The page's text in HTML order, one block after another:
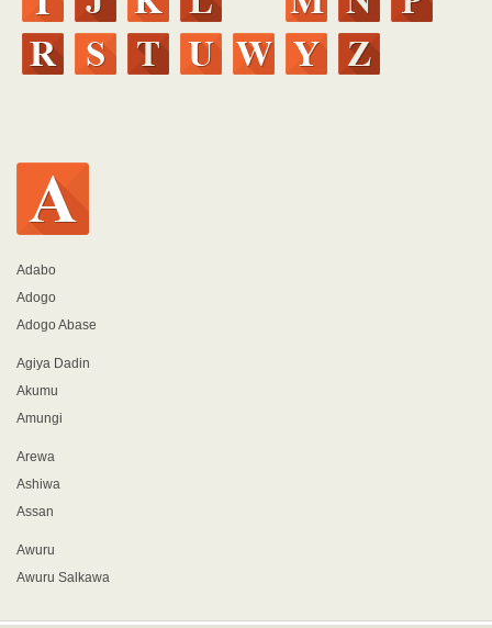
Adabo
Adogo
Adogo Abase
Agiya Dadin
Akumu
Amungi
Arewa
Ashiwa
Assan
Awuru
Awuru Salkawa